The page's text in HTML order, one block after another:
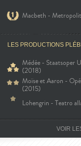
Macbeth -
LES PRODUCTIONS
Médée - Staatsoper
(2018)
Moïse et Aaron -
(2015)
Lohengrin - Teatro
VOIR